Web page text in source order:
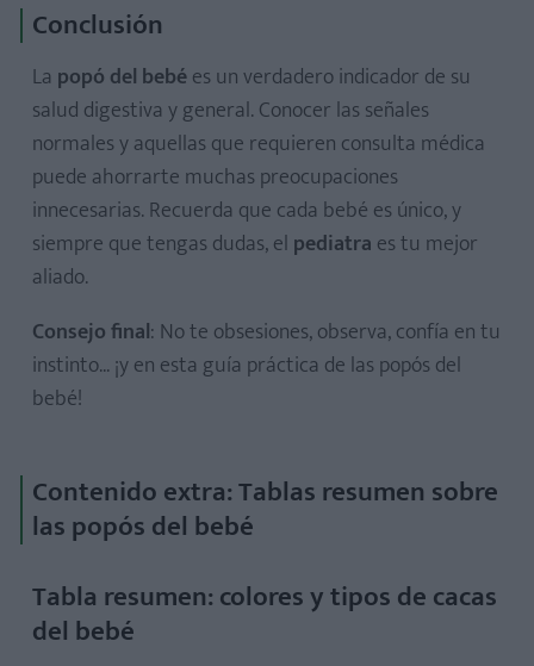
Conclusión
La popó del bebées un verdadero indicador de su
salud digestiva y general. Conocer las señales
normales y aquellas que requieren consulta médica
puede ahorrarte muchas preocupaciones
innecesarias. Recuerda que cada bebé es único, y
siempre que tengas dudas, el pediatra es tu mejor
aliado.
Consejo final: No te obsesiones, observa, confía en tu
instinto... ¡y en esta guía práctica de las popós del
bebé!
Contenido extra: Tablas resumen sobre
las popós del bebé
Tabla resumen: colores y tipos de cacas
del bebé